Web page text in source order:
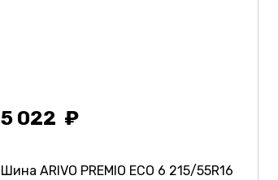
5 022
Шина ARIVO PREMIO ECO 6 215/55R16